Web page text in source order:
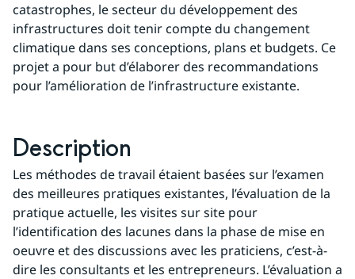
catastrophes, le secteur du développement des
infrastructures doit tenir compte du changement
climatique dans ses conceptions, plans et budgets. Ce
projet a pour but d’élaborer des recommandations
pour l’amélioration de l’infrastructure existante.
Description
Les méthodes de travail étaient basées sur l’examen
des meilleures pratiques existantes, l’évaluation de la
pratique actuelle, les visites sur site pour
l’identification des lacunes dans la phase de mise en
oeuvre et des discussions avec les praticiens, c’est-à-
dire les consultants et les entrepreneurs. L’évaluation a